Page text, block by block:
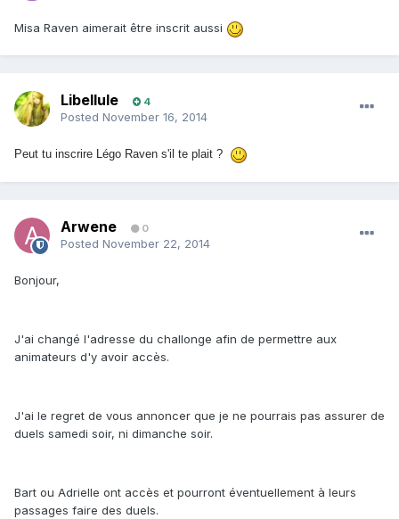
Misa Raven aimerait être inscrit aussi
Libellule 4
Posted November 16, 2014
Peut tu inscrire Légo Raven s'il te plait ?
Arwene 0
Posted November 22, 2014
Bonjour,
J'ai changé l'adresse du challonge afin de permettre aux
animateurs d'y avoir accès.
J'ai le regret de vous annoncer que je ne pourrais pas assurer de
duels samedi soir, ni dimanche soir.
Bart ou Adrielle ont accès et pourront éventuellement à leurs
passages faire des duels.